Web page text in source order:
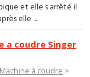
et elle s arrêté il
elle ...
a coudre Singer
Machine à coudre >